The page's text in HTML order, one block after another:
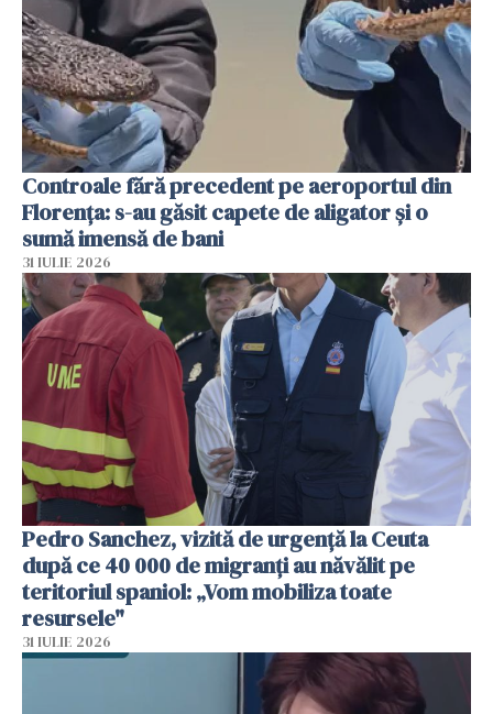
Controale fără precedent pe aeroportul din
Florența: s-au găsit capete de aligator și o
sumă imensă de bani
31 IULIE 2026
Pedro Sanchez, vizită de urgență la Ceuta
după ce 40 000 de migranți au năvălit pe
teritoriul spaniol: „Vom mobiliza toate
resursele"
31 IULIE 2026